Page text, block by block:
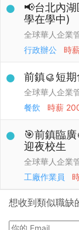
📢台北內
學在學中)
全球華人企業
行政辦公
時
前鎮🥮短
全球華人企業
餐飲
時薪
🎯前鎮臨
迎夜校生
全球華人企業
工廠作業員
想收到類似職缺